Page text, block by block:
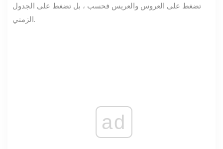
تضغط على العروس والعريس فحسب ، بل تضغط على الجدول
الزمني.
ad